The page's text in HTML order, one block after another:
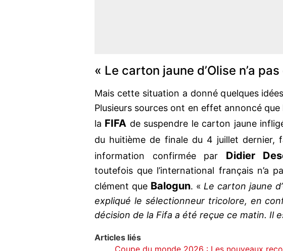
« Le carton jaune d’Olise n’a
Mais cette situation a donné quelques idées
Plusieurs sources ont en effet annoncé
la FIFA de suspendre le carton jaune
du huitième de finale du 4 juillet dernier,
information confirmée par Didier
toutefois que l’international français n’a
clément que Balogun. «Le carton jaune
expliqué le sélectionneur tricolore, en
décision de la Fifa a été reçue ce matin. Il
Articles liés